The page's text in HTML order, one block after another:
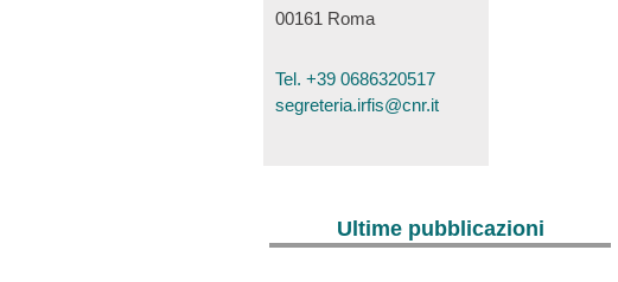
00161 Roma
Tel. +39 0686320517
segreteria.irfis@cnr.it
Ultime pubblicazioni